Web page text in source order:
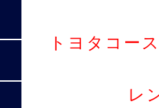
トヨタコー
レ